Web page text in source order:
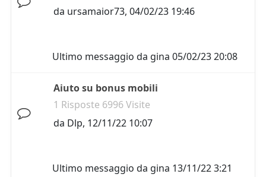
da ursamaior73, 04/02/23 19:46
Ultimo messaggio da gina 05/02/23 20:08
Aiuto su bonus mobili
1 Risposte 6996 Visite
da Dlp, 12/11/22 10:07
Ultimo messaggio da gina 13/11/22 3:21